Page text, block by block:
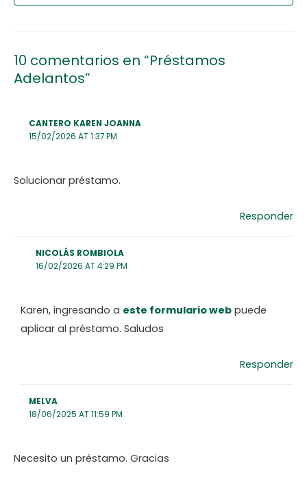
10 comentarios en “Préstamos
Adelantos”
CANTERO KAREN JOANNA
15/02/2026 AT 1:37 PM
Solucionar préstamo.
Responder
NICOLÁS ROMBIOLA
16/02/2026 AT 4:29 PM
Karen, ingresando a este formulario webpuede
aplicar al préstamo. Saludos
Responder
MELVA
18/06/2025 AT 11:59 PM
Necesito un préstamo. Gracias